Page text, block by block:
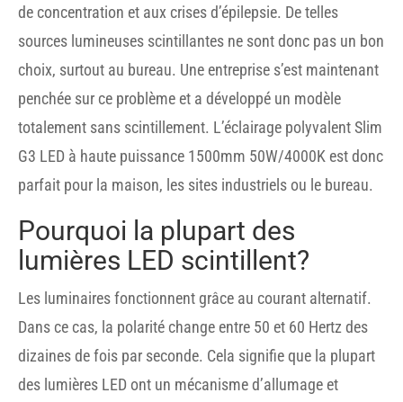
de concentration et aux crises d’épilepsie. De telles
sources lumineuses scintillantes ne sont donc pas un bon
choix, surtout au bureau. Une entreprise s’est maintenant
penchée sur ce problème et a développé un modèle
totalement sans scintillement. L’éclairage polyvalent Slim
G3 LED à haute puissance 1500mm 50W/4000K est donc
parfait pour la maison, les sites industriels ou le bureau.
Pourquoi la plupart des
lumières LED scintillent?
Les luminaires fonctionnent grâce au courant alternatif.
Dans ce cas, la polarité change entre 50 et 60 Hertz des
dizaines de fois par seconde. Cela signifie que la plupart
des lumières LED ont un mécanisme d’allumage et